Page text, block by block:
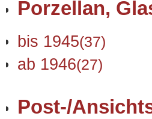
Porzellan,
bis 1945(37)
ab 1946(27)
Post-/